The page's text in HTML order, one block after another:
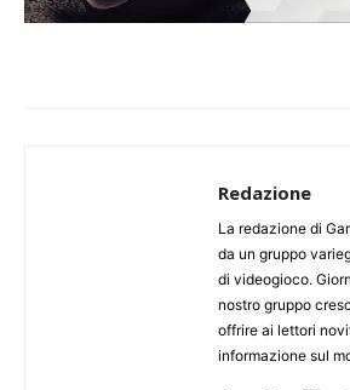
Redazione
La redazione di
da un gruppo
di videogioco.
nostro gruppo
offrire ai lettori
informazione sul